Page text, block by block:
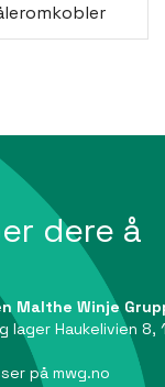
dere å
Malthe Winje
lager Haukelivien 8,
på mwg.no